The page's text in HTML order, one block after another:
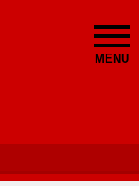
MENU